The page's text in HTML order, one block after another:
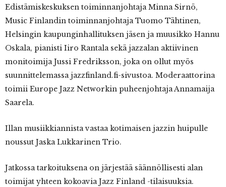
Edistämiskeskuksen toiminnanjohtaja Minna Sirnö,
Music Finlandin toiminnanjohtaja Tuomo Tähtinen,
Helsingin kaupunginhallituksen jäsen ja muusikko Hannu
Oskala, pianisti Iiro Rantala sekä jazzalan aktiivinen
monitoimija Jussi Fredriksson, joka on ollut myös
suunnittelemassa jazzfinland.fi-sivustoa. Moderaattorina
toimii Europe Jazz Networkin puheenjohtaja Annamaija
Saarela.
Illan musiikkiannista vastaa kotimaisen jazzin huipulle
noussut Jaska Lukkarinen Trio.
Jatkossa tarkoituksena on järjestää säännöllisesti alan
toimijat yhteen kokoavia Jazz Finland -tilaisuuksia.